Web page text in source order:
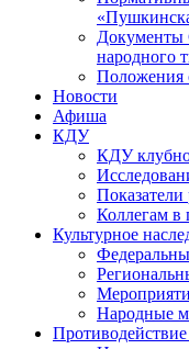
Документы
народного
Положения
Новости
Афиша
КДУ
КДУ
Коллегам в
Культурное
Народные